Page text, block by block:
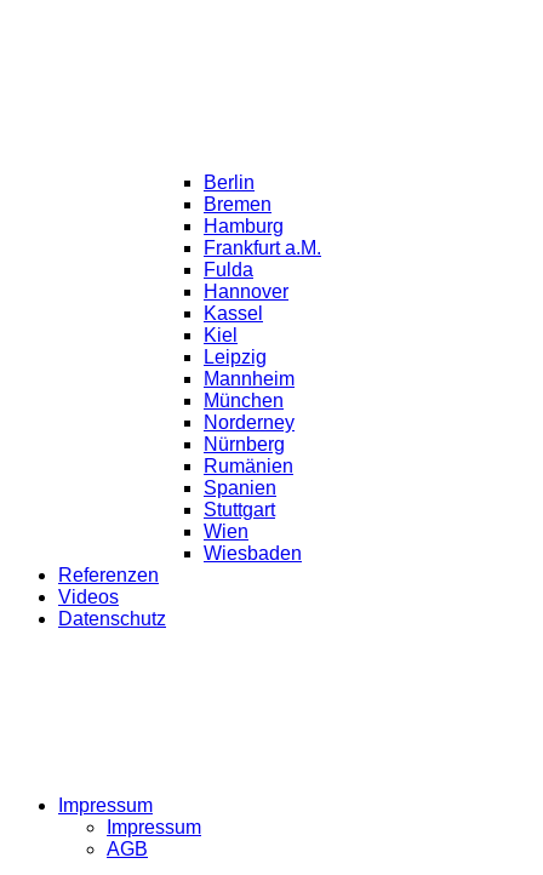
Berlin
Bremen
Hamburg
Frankfurt a.M.
Fulda
Hannover
Kassel
Kiel
Leipzig
Mannheim
München
Norderney
Nürnberg
Rumänien
Spanien
Stuttgart
Wien
Wiesbaden
Referenzen
Videos
Datenschutz
Impressum
Impressum
AGB